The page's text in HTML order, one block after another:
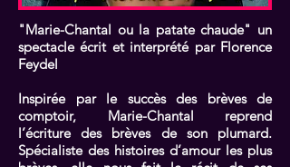
"Marie-Chantal ou la patate chaude" un
spectacle écrit et interprété par Florence
Feydel
Inspirée par le succès des brèves de
comptoir, Marie-Chantal reprend
l’écriture des brèves de son plumard.
Spécialiste des histoires d’amour les plus